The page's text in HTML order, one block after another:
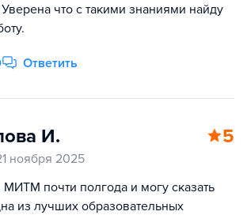
Уверена что с такими знаниями найду
Ответить
И. 5
ноября 2025
МИТМ почти полгода и могу сказать
из лучших образовательных